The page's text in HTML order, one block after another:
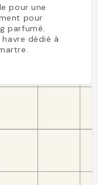
pour une
pour
parfumé.
dédié à